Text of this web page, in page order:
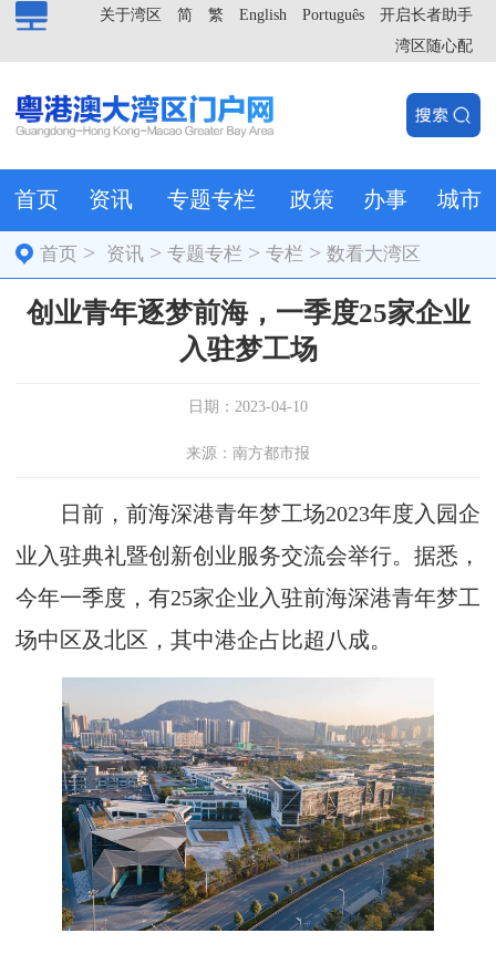
开启长者助手
Português
English
繁
简
关于湾区
湾区随心配
首页 资讯 专题专栏 政策 办事 城市
首页 > 资讯 >专题专栏 >专栏 >数看大湾区
创业青年逐梦前海，一季度25家企业
入驻梦工场
日期：2023-04-10
来源：南方都市报
日前，前海深港青年梦工场2023年度入园企
业入驻典礼暨创新创业服务交流会举行。据悉，
今年一季度，有25家企业入驻前海深港青年梦工
场中区及北区，其中港企占比超八成。